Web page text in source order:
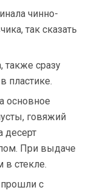
чинно-
так сказать
сразу
пластике.
основное
говяжий
десерт
При выдаче
в стекле.
прошли с